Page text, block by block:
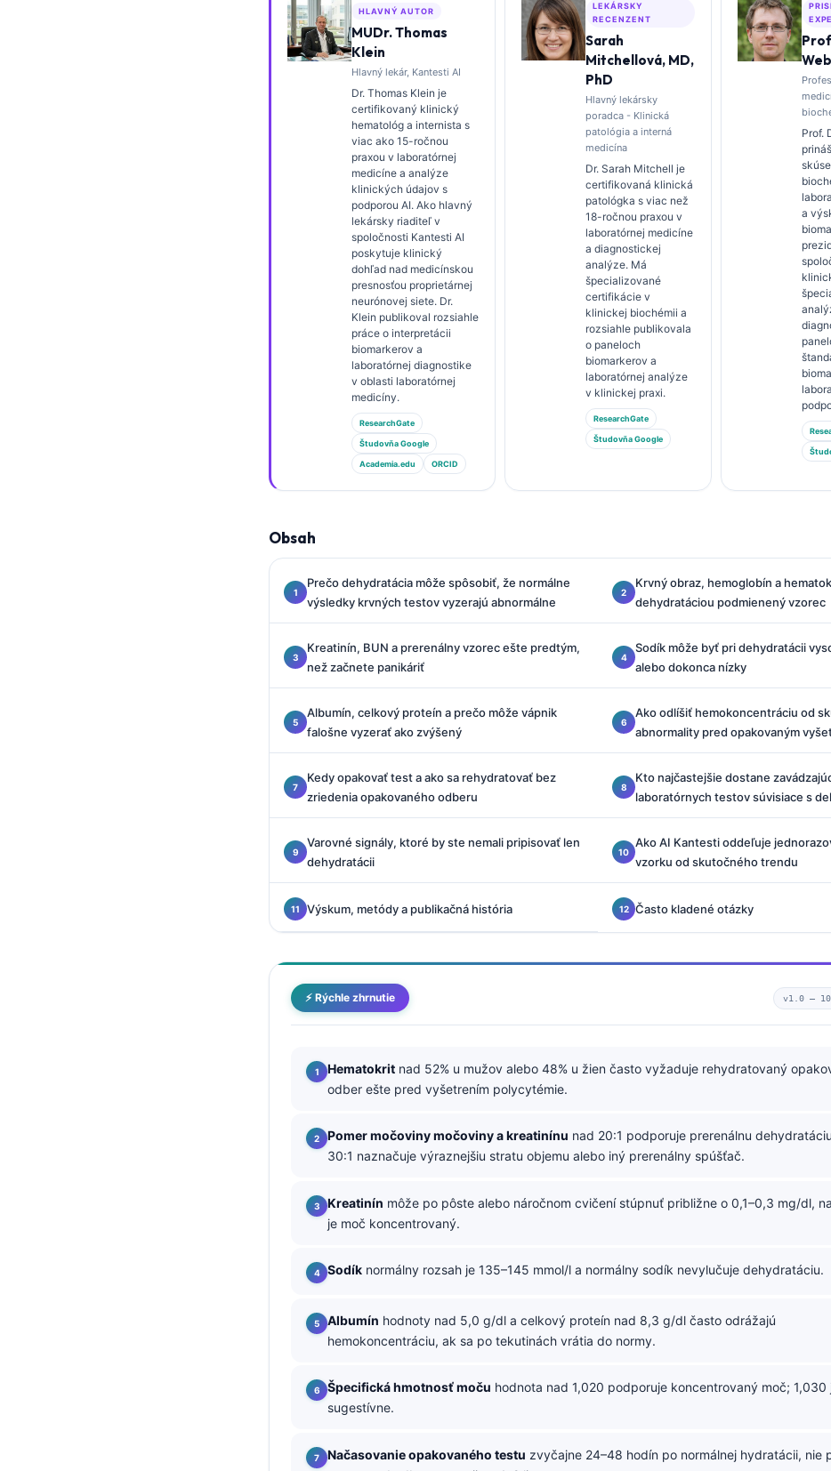
HLAVNÝ AUTOR
MUDr. Thomas
Klein
Hlavný lekár, Kantesti AI
Dr. Thomas Klein je
certifikovaný klinický
hematológ a internista s
viac ako 15-ročnou
praxou v laboratórnej
medicíne a analýze
klinických údajov s
podporou AI. Ako hlavný
lekársky riaditeľ v
spoločnosti Kantesti AI
poskytuje klinický
dohľad nad medicínskou
presnosťou proprietárnej
neurónovej siete. Dr.
Klein publikoval rozsiahle
práce o interpretácii
biomarkerov a
laboratórnej diagnostike
v oblasti laboratórnej
medicíny.
ResearchGate
Študovňa Google
Academia.edu ORCID
LEKÁRSKY
RECENZENT
Sarah
Mitchellová, MD,
PhD
Hlavný lekársky
poradca - Klinická
patológia a interná
medicína
Dr. Sarah Mitchell je
certifikovaná klinická
patológka s viac než
18-ročnou praxou v
laboratórnej medicíne
a diagnostickej
analýze. Má
špecializované
certifikácie v
klinickej biochémii a
rozsiahle publikovala
o paneloch
biomarkerov a
laboratórnej analýze
v klinickej praxi.
ResearchGate
Študovňa Google
Prof.
a
Obsah
Prečo dehydratácia môže spôsobiť, že normálne
výsledky krvných testov vyzerajú abnormálne
Krvný obraz, hemoglobín a
dehydratáciou podmienený vzorec
Kreatinín, BUN a prerenálny vzorec ešte predtým,
než začnete panikáriť
Sodík môže byť pri dehydratácii
alebo dokonca nízky
Albumín, celkový proteín a prečo môže vápnik
falošne vyzerať ako zvýšený
Ako odlíšiť hemokoncentráciu od
abnormality pred opakovaným
Kedy opakovať test a ako sa rehydratovať bez
zriedenia opakovaného odberu
Kto najčastejšie dostane
laboratórnych testov súvisiace s
Varovné signály, ktoré by ste nemali pripisovať len
dehydratácii
Ako AI Kantesti oddeľuje
vzorku od skutočného trendu
Výskum, metódy a publikačná história Často kladené otázky
⚡ Rýchle zhrnutie v1.0 —
Hematokrit nad 52% u mužov alebo 48% u žien často vyžaduje rehydratovaný
odber ešte pred vyšetrením polycytémie.
Pomer močoviny močoviny a kreatinínu nad 20:1 podporuje prerenálnu
30:1 naznačuje výraznejšiu stratu objemu alebo iný prerenálny spúšťač.
Kreatinín môže po pôste alebo náročnom cvičení stúpnuť približne o 0,1–0,3 mg/dl,
je moč koncentrovaný.
Sodík normálny rozsah je 135–145 mmol/l a normálny sodík nevylučuje dehydratáciu.
Albumín hodnoty nad 5,0 g/dl a celkový proteín nad 8,3 g/dl často odrážajú
hemokoncentráciu, ak sa po tekutinách vrátia do normy.
Špecifická hmotnosť moču hodnota nad 1,020 podporuje koncentrovaný moč; 1,030
sugestívne.
Načasovanie opakovaného testu zvyčajne 24–48 hodín po normálnej hydratácii, nie